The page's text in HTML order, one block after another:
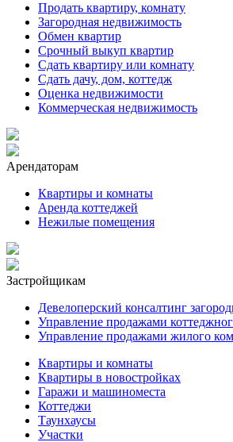
Продать квартиру, комнату
Загородная недвижимость
Обмен квартир
Срочный выкуп квартир
Сдать квартиру или комнату
Сдать дачу, дом, коттедж
Оценка недвижимости
Коммерческая недвижимость
Арендаторам
Квартиры и комнаты
Аренда коттеджей
Нежилые помещения
Застройщикам
Девелоперский консалтинг
Управление продажами
Управление продажами жилого
Квартиры и комнаты
Квартиры в новостройках
Гаражи и машиноместа
Коттеджи
Таунхаусы
Участки